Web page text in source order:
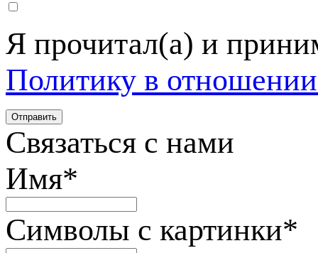
Я прочитал(а) и
Политику в
Связаться с нами
Имя*
Символы с картинки*